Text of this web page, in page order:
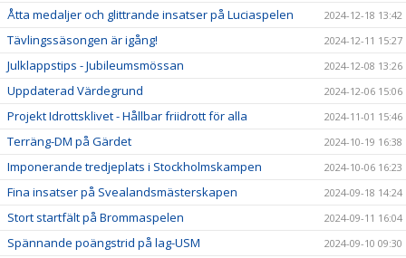
Åtta medaljer och glittrande insatser på Luciaspelen 2024-12-18 13:42
Tävlingssäsongen är igång! 2024-12-11 15:27
Julklappstips - Jubileumsmössan 2024-12-08 13:26
Uppdaterad Värdegrund 2024-12-06 15:06
Projekt Idrottsklivet - Hållbar friidrott för alla 2024-11-01 15:46
Terräng-DM på Gärdet 2024-10-19 16:38
Imponerande tredjeplats i Stockholmskampen 2024-10-06 16:23
Fina insatser på Svealandsmästerskapen 2024-09-18 14:24
Stort startfält på Brommaspelen 2024-09-11 16:04
Spännande poängstrid på lag-USM 2024-09-10 09:30